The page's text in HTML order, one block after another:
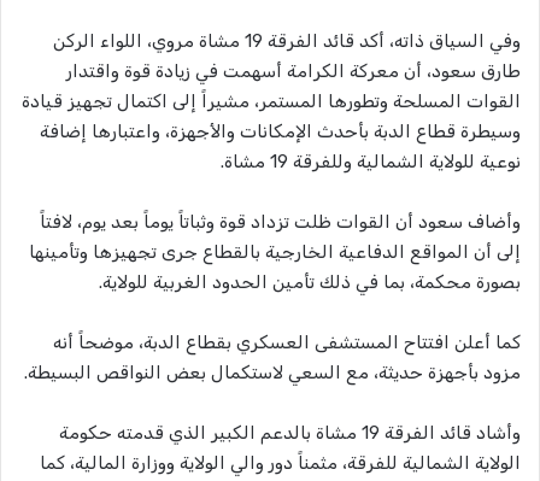
وفي السياق ذاته، أكد قائد الفرقة 19 مشاة مروي، اللواء الركن
طارق سعود، أن معركة الكرامة أسهمت في زيادة قوة واقتدار
القوات المسلحة وتطورها المستمر، مشيراً إلى اكتمال تجهيز قيادة
وسيطرة قطاع الدبة بأحدث الإمكانات والأجهزة، واعتبارها إضافة
نوعية للولاية الشمالية وللفرقة 19 مشاة.
وأضاف سعود أن القوات ظلت تزداد قوة وثباتاً يوماً بعد يوم، لافتاً
إلى أن المواقع الدفاعية الخارجية بالقطاع جرى تجهيزها وتأمينها
بصورة محكمة، بما في ذلك تأمين الحدود الغربية للولاية.
كما أعلن افتتاح المستشفى العسكري بقطاع الدبة، موضحاً أنه
مزود بأجهزة حديثة، مع السعي لاستكمال بعض النواقص البسيطة.
وأشاد قائد الفرقة 19 مشاة بالدعم الكبير الذي قدمته حكومة
الولاية الشمالية للفرقة، مثمناً دور والي الولاية ووزارة المالية، كما